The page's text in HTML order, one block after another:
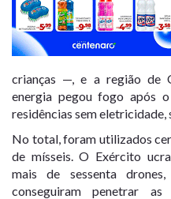
crianças —, e a região de
energia pegou fogo após
residências sem eletricidade,
No total, foram utilizados
de mísseis. O Exército
mais de sessenta
conseguiram penetrar